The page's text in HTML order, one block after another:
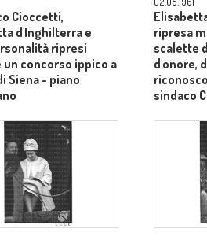
Cioccetti,
d'Inghilterra e
ripresi
un concorso ippico a
Siena - piano
ripresa
scalette
d'onore,
sindaco